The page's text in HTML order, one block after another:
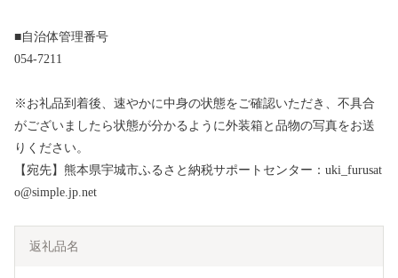
■自治体管理番号
054-7211
※お礼品到着後、速やかに中身の状態をご確認いただき、不具合
がございましたら状態が分かるように外装箱と品物の写真をお送
りください。
【宛先】熊本県宇城市ふるさと納税サポートセンター：uki_furusat
o@simple.jp.net
返礼品名